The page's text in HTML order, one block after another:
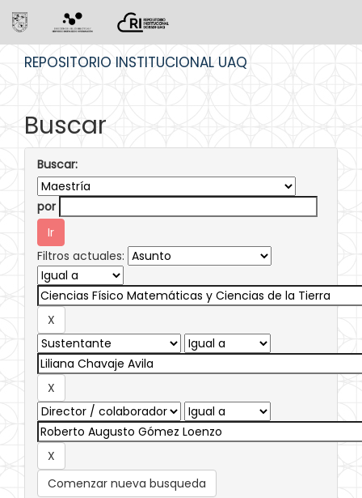
REPOSITORIO INSTITUCIONAL UAQ
Buscar
Buscar:
por
Filtros actuales:
Comenzar nueva busqueda